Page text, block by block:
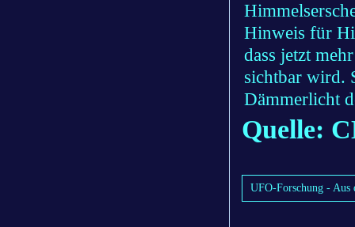
Hinweis für
dass jetzt
sichtbar wird.
Dämmerlicht
Quelle:
UFO-Forschung -